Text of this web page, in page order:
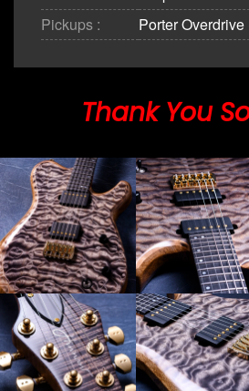
Pickups :
Porter
Thank You